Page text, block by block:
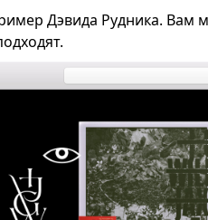
Дэвида Рудника. Вам